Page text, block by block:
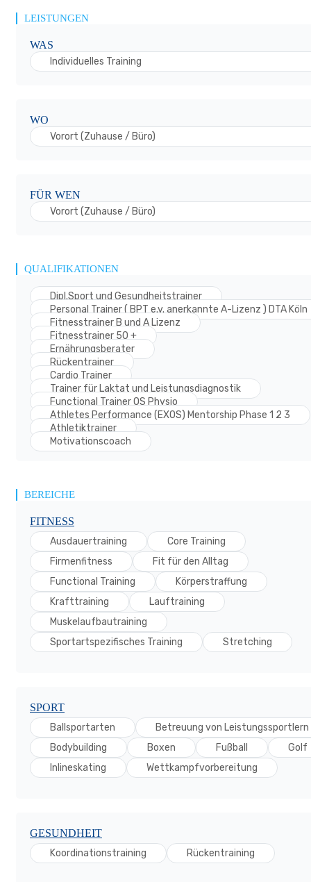
LEISTUNGEN
WAS
Individuelles Training
WO
Vorort (Zuhause / Büro)
FÜR WEN
Vorort (Zuhause / Büro)
QUALIFIKATIONEN
Dipl.Sport und Gesundheitstrainer
Personal Trainer ( BPT e.v. anerkannte A-Lizenz ) DTA Köln
Fitnesstrainer B und A Lizenz
Fitnesstrainer 50 +
Ernährungsberater
Rückentrainer
Cardio Trainer
Trainer für Laktat und Leistungsdiagnostik
Functional Trainer OS Physio
Athletes Performance (EXOS) Mentorship Phase 1 2 3
Athletiktrainer
Motivationscoach
BEREICHE
FITNESS
Ausdauertraining
Core Training
Firmenfitness
Fit für den Alltag
Functional Training
Körperstraffung
Krafttraining
Lauftraining
Muskelaufbautraining
Sportartspezifisches Training
Stretching
SPORT
Ballsportarten
Betreuung von Leistungssportlern
Bodybuilding
Boxen Fußball
Golf
Inlineskating
Wettkampfvorbereitung
GESUNDHEIT
Koordinationstraining
Rückentraining